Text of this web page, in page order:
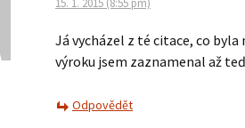
Já vycházel z té citace, co byla
výroku jsem zaznamenal až
Odpovědět